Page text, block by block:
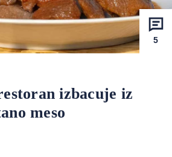
5
izbacuje iz
meso